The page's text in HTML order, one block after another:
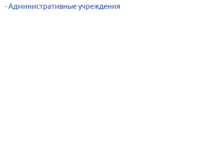
Административные учреждения